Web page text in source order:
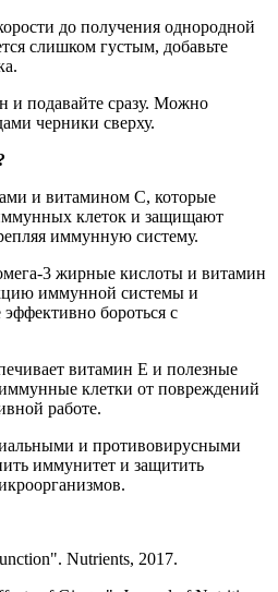
до получения однородной
слишком густым, добавьте
и подавайте сразу. Можно
черники сверху.
и витамином C, которые
клеток и защищают
иммунную систему.
3 жирные кислоты и витамин
иммунной системы и
бороться с
витамин E и полезные
клетки от повреждений
работе.
и противовирусными
иммунитет и защитить
Nutrients, 2017.